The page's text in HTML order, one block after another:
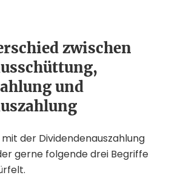
zwischen
und
der Dividendenauszahlung
gerne folgende drei Begriffe